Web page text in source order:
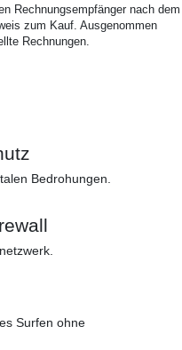
Rechnungsempfänger nach dem
zum Kauf. Ausgenommen
Rechnungen.
Bedrohungen.
Surfen ohne